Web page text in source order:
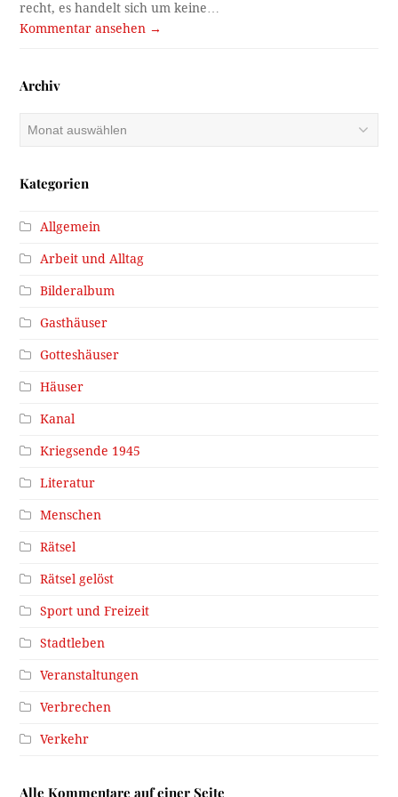
recht, es handelt sich um keine…
Kommentar ansehen →
Archiv
Archiv
Kategorien
Allgemein
Arbeit und Alltag
Bilderalbum
Gasthäuser
Gotteshäuser
Häuser
Kanal
Kriegsende 1945
Literatur
Menschen
Rätsel
Rätsel gelöst
Sport und Freizeit
Stadtleben
Veranstaltungen
Verbrechen
Verkehr
Alle Kommentare auf einer Seite